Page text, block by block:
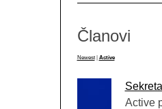
Članovi
Newest | Active
Active